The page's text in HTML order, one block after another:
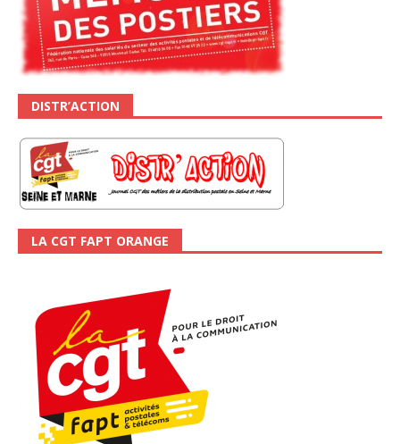
DISTR’ACTION
LA CGT FAPT ORANGE